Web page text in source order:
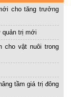
cho tăng trưởng
quản trị mới
cho vật nuôi trong
tầm giá trị đông